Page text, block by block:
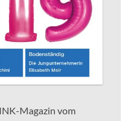
Magazin vom